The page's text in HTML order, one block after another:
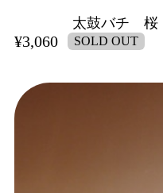
太鼓バチ 桜
¥3,060 SOLD OUT